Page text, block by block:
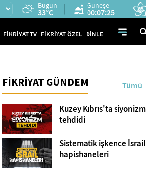
Bugün
33°C
Güneşe
00:07:25
FİKRİYAT TV FİKRİYAT ÖZEL DİNLE
FİKRİYAT GÜNDEM Tümü
Kuzey Kıbrıs'ta siyonizm
tehdidi
Sistematik işkence İsrail
hapishaneleri